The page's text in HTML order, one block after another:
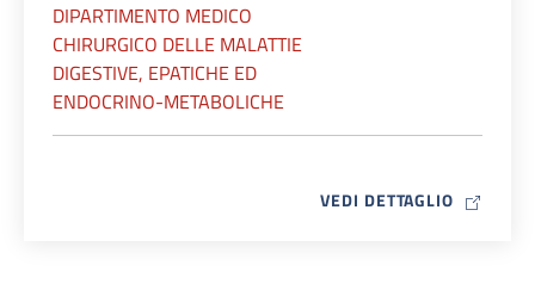
DIPARTIMENTO MEDICO
CHIRURGICO DELLE MALATTIE
DIGESTIVE, EPATICHE ED
ENDOCRINO-METABOLICHE
VEDI DETTAGLIO MAP ICON